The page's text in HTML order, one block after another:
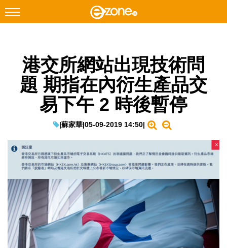
Facebook Instagram
科技焦點
教學評測
EduTech
IT Times
生成式AI與雲端應用
Enterprise Digital Transformation
特集
港交所網站出現技術問
題 期指在內衍生產品交
易下午 2 時後暫停
|蘇家華|05-09-2019 14:50|